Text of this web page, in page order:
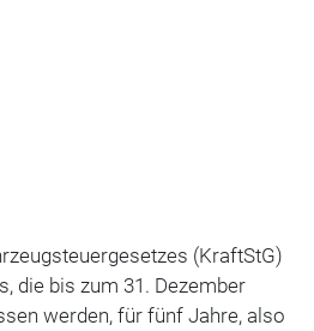
(KraftStG)
die bis zum 31. Dezember
werden, für fünf Jahre, also